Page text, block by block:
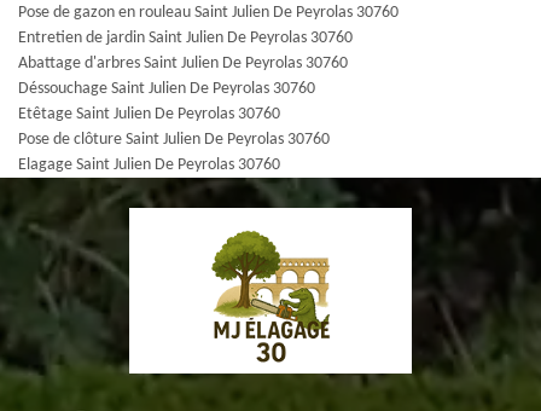
Pose de gazon en rouleau Saint Julien De Peyrolas 30760
Entretien de jardin Saint Julien De Peyrolas 30760
Abattage d'arbres Saint Julien De Peyrolas 30760
Déssouchage Saint Julien De Peyrolas 30760
Etêtage Saint Julien De Peyrolas 30760
Pose de clôture Saint Julien De Peyrolas 30760
Elagage Saint Julien De Peyrolas 30760